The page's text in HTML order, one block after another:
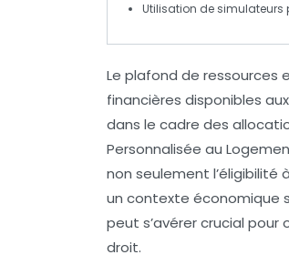
Utilisation de simulateurs
Le plafond de ressources
financières disponibles
dans le cadre des
Personnalisée au
non seulement l’éligibilité
un contexte économique
peut s’avérer crucial
droit.